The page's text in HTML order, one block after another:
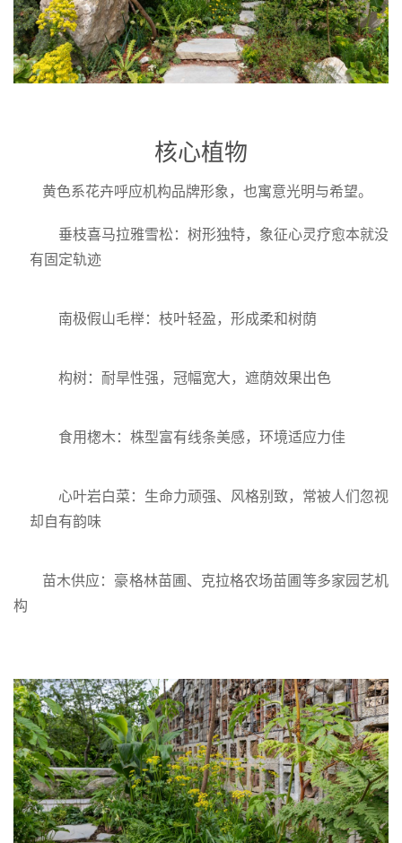
核心植物
黄色系花卉呼应机构品牌形象，也寓意光明与希望。
垂枝喜马拉雅雪松：树形独特，象征心灵疗愈本就没
有固定轨迹
南极假山毛榉：枝叶轻盈，形成柔和树荫
构树：耐旱性强，冠幅宽大，遮荫效果出色
食用楤木：株型富有线条美感，环境适应力佳
心叶岩白菜：生命力顽强、风格别致，常被人们忽视
却自有韵味
苗木供应：豪格林苗圃、克拉格农场苗圃等多家园艺机
构